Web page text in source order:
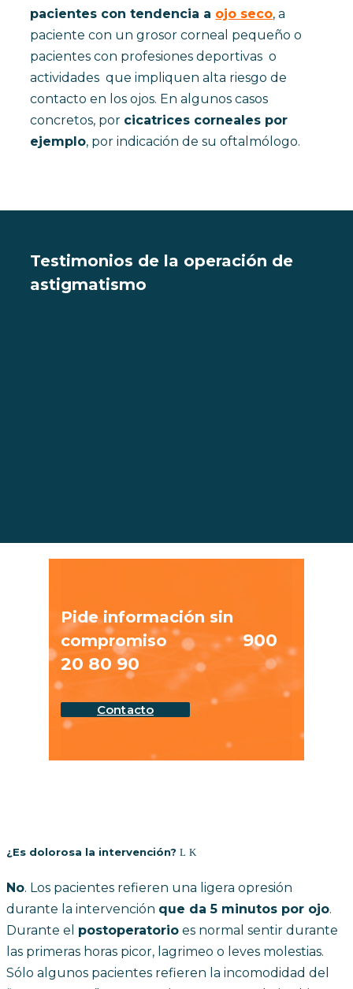
pacientes con tendencia a ojo seco, a
paciente con un grosor corneal pequeño o
pacientes con profesiones deportivas o
actividades que impliquen alta riesgo de
contacto en los ojos. En algunos casos
concretos, por cicatrices corneales por
ejemplo, por indicación de su oftalmólogo.
Testimonios de la operación de
astigmatismo
Pide información sin
compromiso900
20 80 90
Contacto
¿Es dolorosa la intervención?
No. Los pacientes refieren una ligera opresión
durante la intervención que da 5 minutos por ojo.
Durante el postoperatorio es normal sentir durante
las primeras horas picor, lagrimeo o leves molestias.
Sólo algunos pacientes refieren la incomodidad del